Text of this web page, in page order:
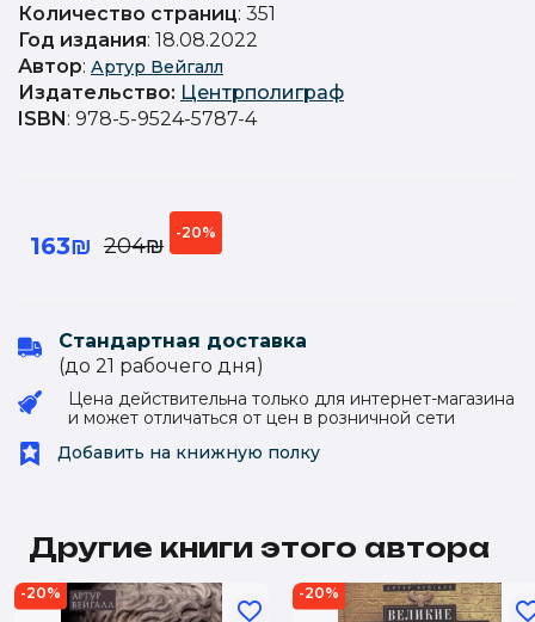
Количество страниц: 351
Год издания: 18.08.2022
Автор: Артур Вейгалл
Издательство: Центрполиграф
ISBN: 978-5-9524-5787-4
163₪ 204₪
-20%
Стандартная доставка
(до 21 рабочего дня)
Цена действительна только для интернет-магазина
и может отличаться от цен в розничной сети
Добавить на книжную полку
Другие книги этого автора
-20% -20%